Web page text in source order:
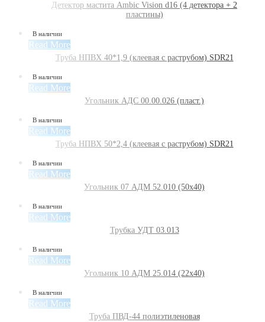
Детектор мастита Ambic Vision d16 (4 детектора + 2
пластины)
В наличии
Read More
Труба НПВХ 40*1,9 (клеевая с раструбом) SDR21
В наличии
Read More
Угольник АДС 00.00.026 (пласт.)
В наличии
Read More
Труба НПВХ 50*2,4 (клеевая с раструбом) SDR21
В наличии
Read More
Угольник 07 АДМ 52.010 (50х40)
В наличии
Read More
Трубка УДТ 03.013
В наличии
Read More
Угольник 10 АДМ 25.014 (22х40)
В наличии
Read More
Труба ПВД-44 полиэтиленовая